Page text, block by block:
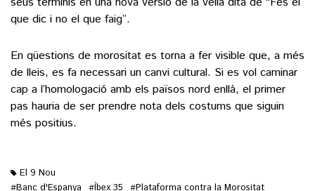
que dic i no el que faig”.
En qüestions de morositat es torna a fer visible que, a més
de lleis, es fa necessari un canvi cultural. Si es vol caminar
cap a l’homologació amb els països nord enllà, el primer
pas hauria de ser prendre nota dels costums que siguin
més positius.
El 9 Nou
#Banc d'Espanya #Íbex 35 #Plataforma contra la Morositat